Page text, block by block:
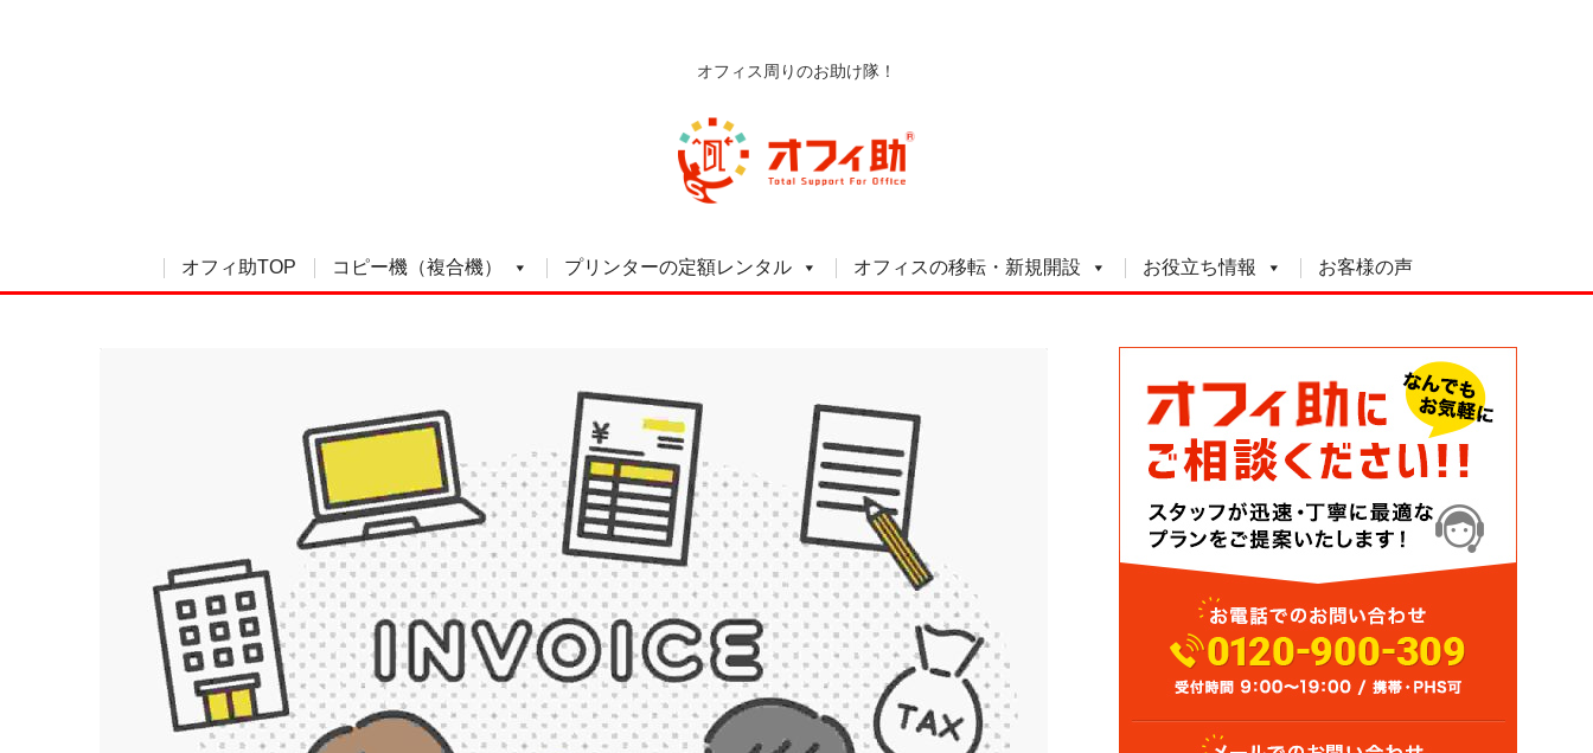
オフィス周りのお助け隊！
オフィ助TOP コピー機（複合機） プリンターの定額レンタル オフィスの移転・新規開設 お役立ち情報 お客様の声